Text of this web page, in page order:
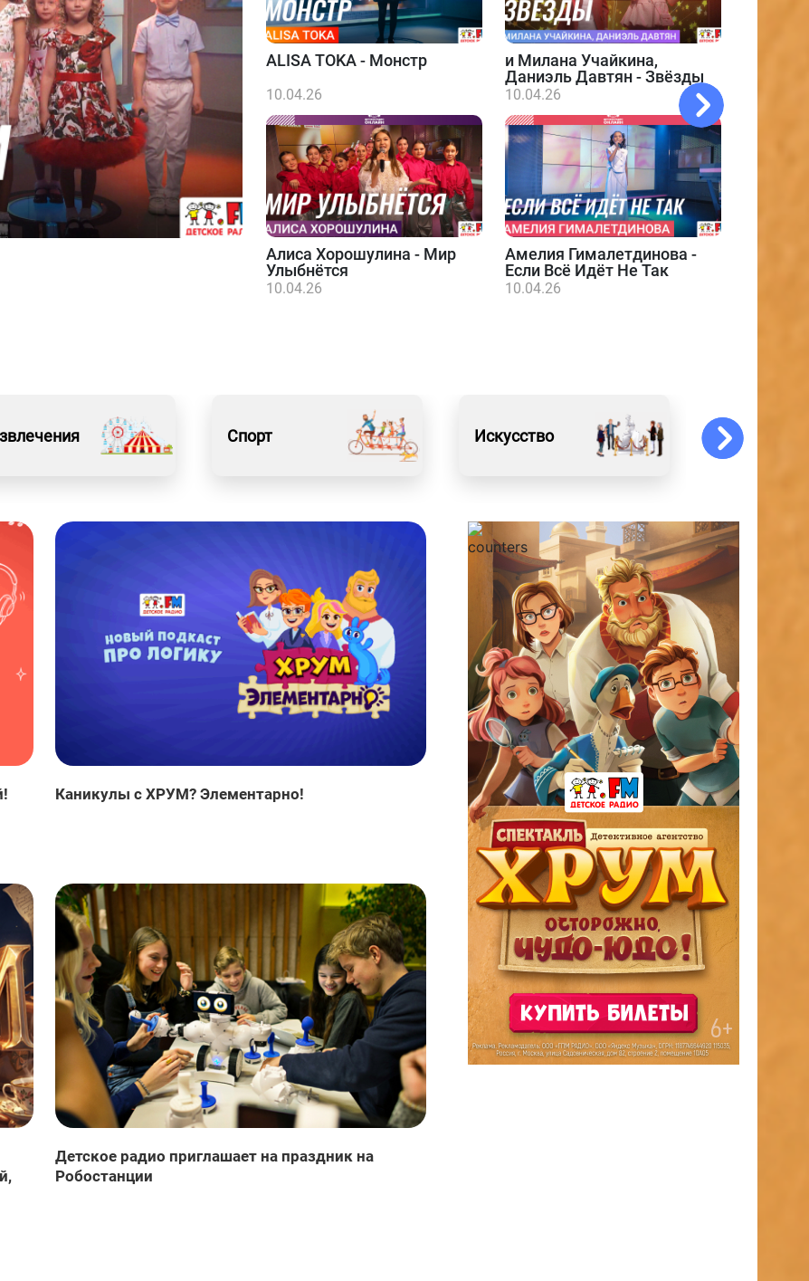
ALISA TOKA - Монстр
10.04.26
и Милана Учайкина,
Даниэль Давтян - Звёзды
10.04.26
Алиса Хорошулина - Мир
Улыбнётся
10.04.26
Амелия Гималетдинова -
Если Всё Идёт Не Так
10.04.26
Спорт Искусство
Каникулы с ХРУМ? Элементарно!
Детское радио приглашает на праздник на
Робостанции